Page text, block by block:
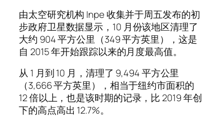
由太空研究机构 Inpe 收集并于周五发布的初
步政府卫星数据显示，10 月份该地区清理了
大约 904 平方公里（349 平方英里），这是
自 2015 年开始跟踪以来的月度最高值。
从 1 月到 10 月，清理了 9,494 平方公里
（3,666 平方英里），相当于纽约市面积的
12 倍以上，也是该时期的记录，比 2019 年创
下的高点高出 12.7%。